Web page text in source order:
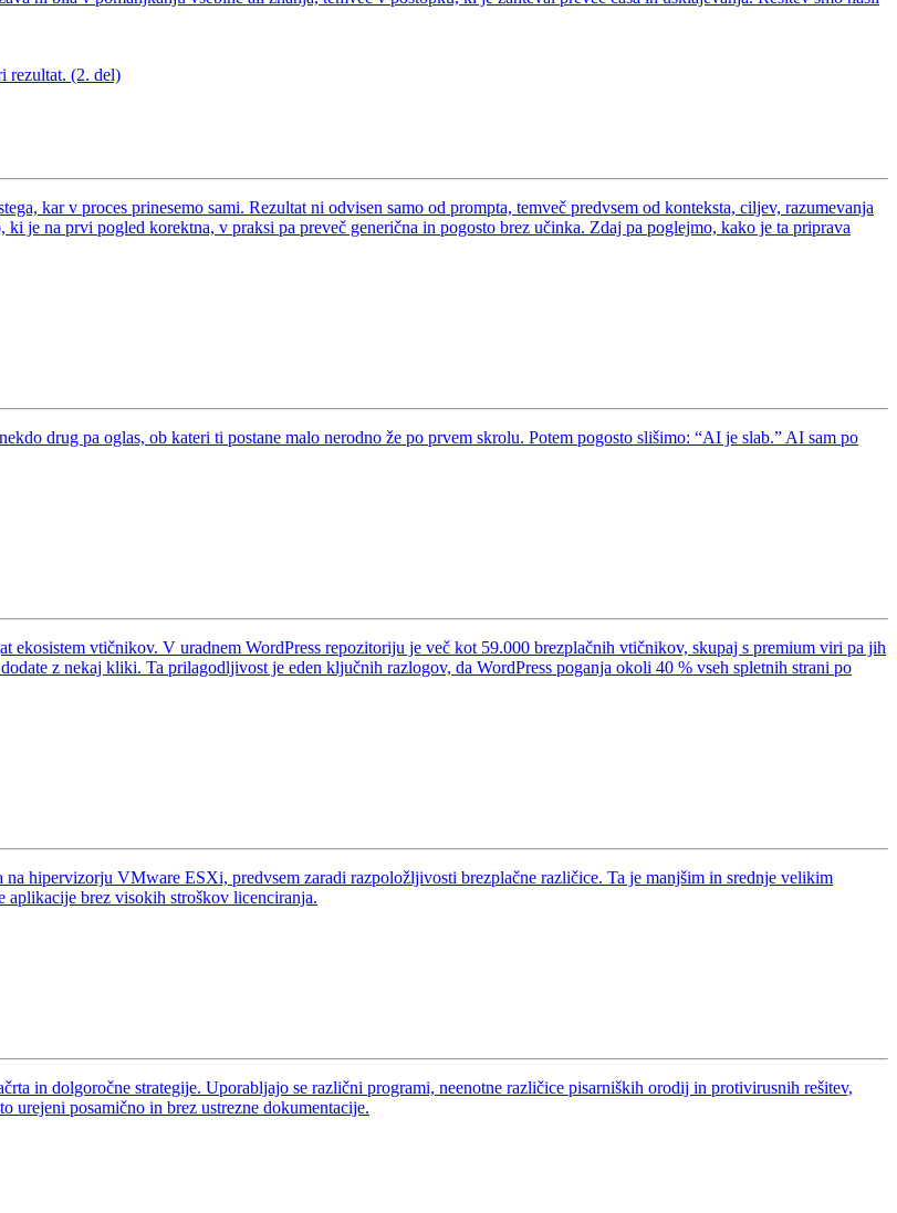
rezultat. (2. del)
kar v proces prinesemo sami. Rezultat ni odvisen samo od prompta, temveč predvsem od konteksta, ciljev, razumevanja
je na prvi pogled korektna, v praksi pa preveč generična in pogosto brez učinka. Zdaj pa poglejmo, kako je ta priprava
drug pa oglas, ob kateri ti postane malo nerodno že po prvem skrolu. Potem pogosto slišimo: “AI je slab.” AI sam po
vtičnikov. V uradnem WordPress repozitoriju je več kot 59.000 brezplačnih vtičnikov, skupaj s premium viri pa jih
z nekaj kliki. Ta prilagodljivost je eden ključnih razlogov, da WordPress poganja okoli 40 % vseh spletnih strani po
hipervizorju VMware ESXi, predvsem zaradi razpoložljivosti brezplačne različice. Ta je manjšim in srednje velikim
aplikacije brez visokih stroškov licenciranja.
in dolgoročne strategije. Uporabljajo se različni programi, neenotne različice pisarniških orodij in protivirusnih rešitev,
urejeni posamično in brez ustrezne dokumentacije.